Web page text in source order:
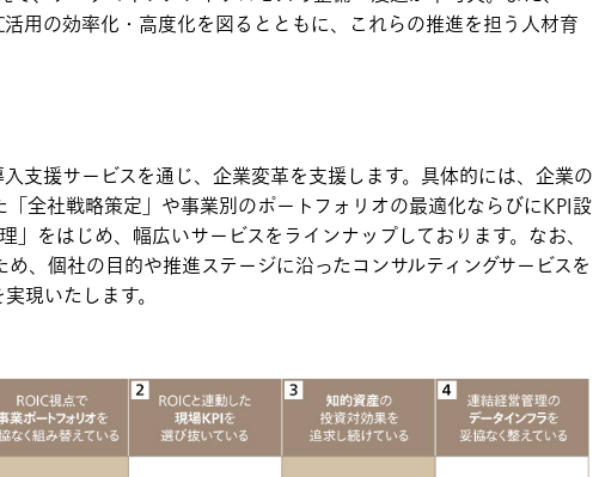
用の効率化・高度化を図るとともに、これらの推進を担う人材育
支援サービスを通じ、企業変革を支援します。具体的には、企業の
全社戦略策定」や事業別のポートフォリオの最適化ならびにKPI設
をはじめ、幅広いサービスをラインナップしております。なお、
、個社の目的や推進ステージに沿ったコンサルティングサービスを
現いたします。